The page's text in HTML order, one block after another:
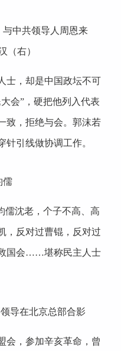
与中共领导人周恩来
（右）
士，却是中国政坛不可
会”，硬把他列入代表
致，拒绝与会。郭沫若
引线做协调工作。
儒
儒沈老，个子不高、高
，反对过曹锟，反对过
国会……堪称民主人士
导在北京总部合影
会，参加辛亥革命，曾